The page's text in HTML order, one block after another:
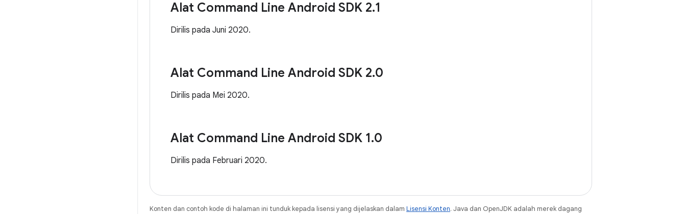
Alat Command Line Android SDK 2.1
Dirilis pada Juni 2020.
Alat Command Line Android SDK 2.0
Dirilis pada Mei 2020.
Alat Command Line Android SDK 1.0
Dirilis pada Februari 2020.
Konten dan contoh kode di halaman ini tunduk kepada lisensi yang dijelaskan dalam Lisensi Konten. Java dan OpenJDK adalah merek dagang